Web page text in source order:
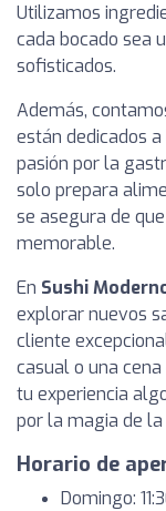
Utilizamos
cada bocado sea
sofisticados.
Además,
están dedicados
pasión por la
solo prepara
se asegura de
memorable.
En Sushi
explorar nuevos
cliente
casual o una
tu experiencia
por la magia de
Horario de
Domingo: